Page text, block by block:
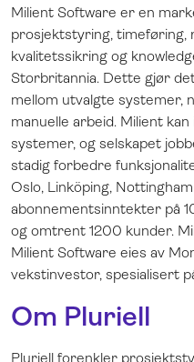
Milient Software er en
prosjektstyring, timeføring,
kvalitetssikring og
Storbritannia. Dette gjør
mellom utvalgte systemer,
manuelle arbeid. Milient
systemer, og selskapet
stadig forbedre
Oslo, Linköping,
abonnementsinntekter på
og omtrent 1200 kunder.
Milient Software eies av
vekstinvestor, spesialisert
Om Pluriell
Pluriell forenkler